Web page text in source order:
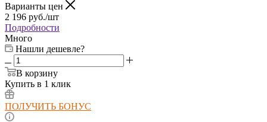
Варианты цен
2 196 руб./шт
Подробности
Много
Нашли дешевле?
В корзину
Купить в 1 клик
ПОЛУЧИТЬ БОНУС